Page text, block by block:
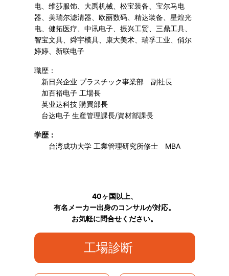
电、维莎服饰、大禹机械、松宝装备、宝尔马电
器、美瑞尔滤清器、欧丽数码、精达装备、星煌光
电、健拓医疗、中讯电子、振兴工贸、三鼎工具、
智宝文具、舜宇模具、康大美术、瑞孚工业、俏尔
婷婷、新联电子
職歴：
新日兴企业 プラスチック事業部 副社長
加百裕电子 工場長
英业达科技 購買部長
台达电子 生産管理課長/資材部課長
学歴：
台湾成功大学 工業管理研究所修士 MBA
40ヶ国以上、
有名メーカー出身のコンサルが対応。
お気軽に問合せください。
工場診断